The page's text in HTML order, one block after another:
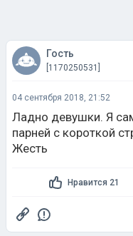
Гость
[1170250531]
04 сентября 2018, 21:52
Ладно девушки. Я
парней с короткой
Жесть
Нравится 21